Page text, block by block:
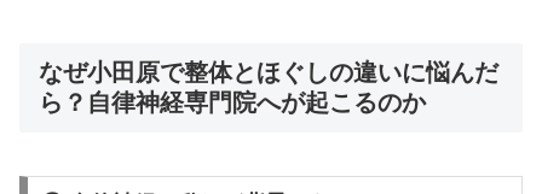
なぜ小田原で整体とほぐしの違いに悩んだ
ら？自律神経専門院へが起こるのか